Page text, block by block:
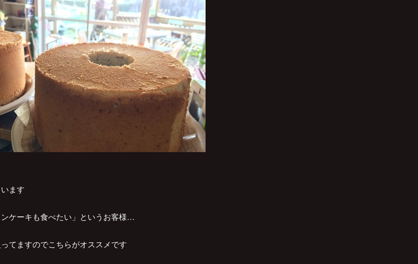
ます
ンケーキも食べたい」というお客様…
てますのでこちらがオススメです